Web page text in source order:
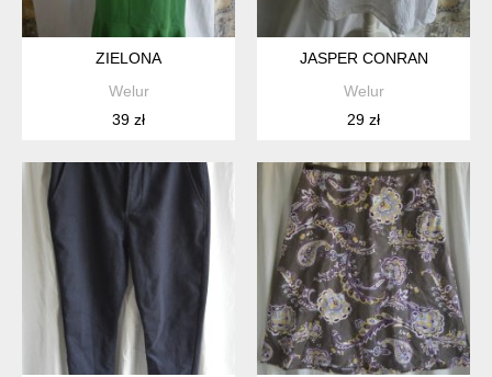
ZIELONA
Welur
39 zł
JASPER CONRAN
Welur
29 zł